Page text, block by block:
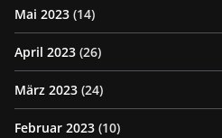
Mai 2023 (14)
April 2023 (26)
März 2023 (24)
Februar 2023 (10)